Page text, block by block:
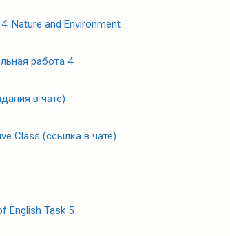
Nature and Environment
работа 4
в чате)
Class (ссылка в чате)
English Task 5